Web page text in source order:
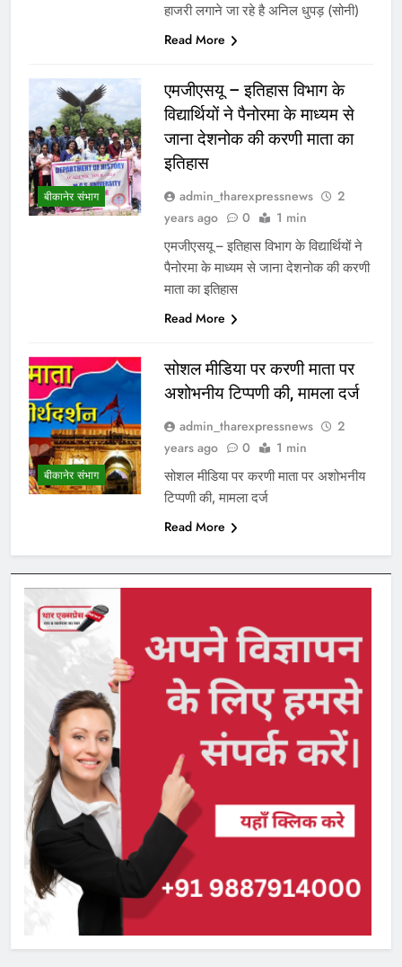
हाजरी लगाने जा रहे है अनिल धुपड़ (सोनी)
Read More
बीकानेर संभाग
एमजीएसयू – इतिहास विभाग के
विद्यार्थियों ने पैनोरमा के माध्यम से
जाना देशनोक की करणी माता का
इतिहास
admin_tharexpressnews
2
years ago
0 1 min
एमजीएसयू – इतिहास विभाग के विद्यार्थियों ने
पैनोरमा के माध्यम से जाना देशनोक की करणी
माता का इतिहास
Read More
बीकानेर संभाग
सोशल मीडिया पर करणी माता पर
अशोभनीय टिप्पणी की, मामला दर्ज
admin_tharexpressnews
2
years ago
0 1 min
सोशल मीडिया पर करणी माता पर अशोभनीय
टिप्पणी की, मामला दर्ज
Read More